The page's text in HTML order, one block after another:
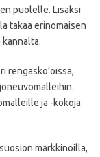
puolelle. Lisäksi
takaa erinomaisen
rengasko’oissa,
ja -kokoja
markkinoilla,